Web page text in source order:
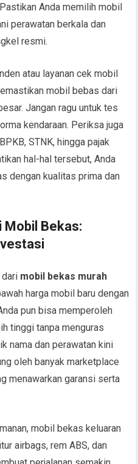
Anda memilih mobil
perawatan berkala dan
resmi.
atau layanan cek mobil
mobil bebas dari
Jangan ragu untuk tes
kendaraan. Periksa juga
STNK, hingga pajak
hal-hal tersebut, Anda
dengan kualitas prima dan
Mobil Bekas:
mobil bekas murah
harga mobil baru dengan
pun bisa memperoleh
tinggi tanpa menguras
nama dan perawatan kini
oleh banyak marketplace
menawarkan garansi serta
mobil bekas keluaran
airbags, rem ABS, dan